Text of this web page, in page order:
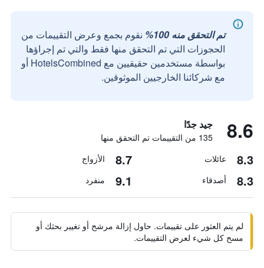
تم التحقق منه 100%
نقوم بجمع وعرض التقييمات من
الحجوزات التي تم التحقق منها فقط والتي تم إجراؤها
بواسطة مستخدمين حقيقيين مع HotelsCombined أو
مع شركائنا الخارجيين الموثوقين.
8.6 جيد جدًا
135 من التقييمات تم التحقق منها
8.3 عائلات 8.7 الأزواج
8.3 أصدقاء 9.1 منفرد
لم يتم العثور على تقييمات. حاول إزالة مرشح أو تغيير بحثك أو
مسح كل شيء لعرض التقييمات.